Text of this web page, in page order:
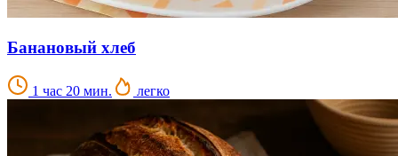
Банановый хлеб
1 час 20 мин. легко